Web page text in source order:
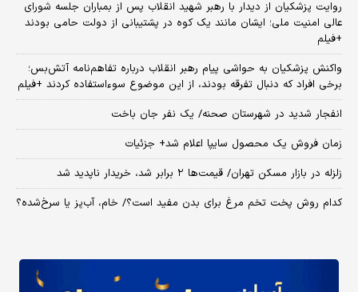
روایت پزشکیان از دیدار با رهبر شهید انقلاب پس از بمباران جلسه شورای
عالی امنیت ملی؛ ایشان مانند یک کوه در پشتیبانی از دولت حامی بودند
+فیلم
واکنش پزشکیان به حواشی پیام رهبر انقلاب درباره تفاهم‌نامه آتش‌بس؛
برخی افراد که دنبال تفرقه بودند، از این موضوع سوءاستفاده کردند +فیلم
انفجار شدید در شهرستان صحنه/ یک نفر جان باخت
زمان فروش یک محصول سایپا اعلام شد+ جزئیات
زلزله در بازار مسکن تهران/ قیمت‌ها ۲ برابر شد، خریدار ناپدید شد
کدام روش پخت تخم مرغ برای بدن مفید است؟/ خام، آب‌پز یا سرخ‌شده؟